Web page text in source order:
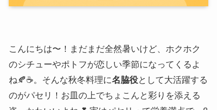
こんにちは〜！まだまだ全然暑いけど、ホクホク
のシチューやポトフが恋しい季節になってくるよ
ね🍂☕️。そんな秋冬料理に名脇役として大活躍する
のがパセリ！お皿の上でちょこんと彩りを添える